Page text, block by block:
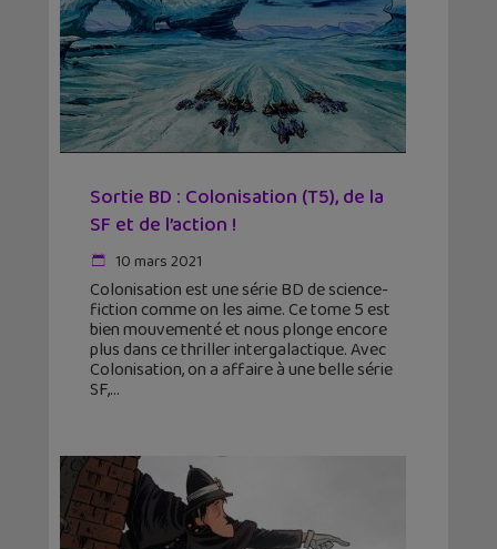
Sortie BD : Colonisation (T5), de la
SF et de l’action !
10 mars 2021
Colonisation est une série BD de science-
fiction comme on les aime. Ce tome 5 est
bien mouvementé et nous plonge encore
plus dans ce thriller intergalactique. Avec
Colonisation, on a affaire à une belle série
SF,